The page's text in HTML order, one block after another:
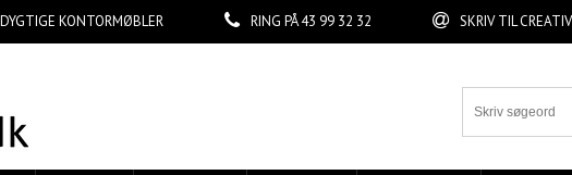
KONTORMØBLER RING PÅ43 99 32 32 SKRIV TIL